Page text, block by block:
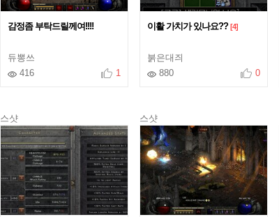
감정좀 부탁드릴께여!!!!
듀뽕쓰
416
1
이활 가치가 있나요??[4]
붉은대즤
880
0
스샷 스샷